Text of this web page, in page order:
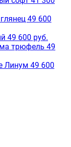
49 600
49 600 руб.
трюфель 49
Линум 49 600